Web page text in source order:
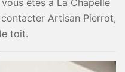
êtes à La Chapelle
contacter Artisan Pierrot,
toit.